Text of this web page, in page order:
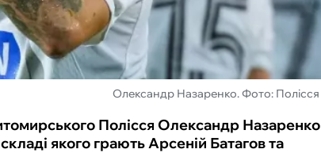
Олександр Назаренко. Фото: Полісся
Полісся Олександр Назаренко
якого грають Арсеній Батагов та